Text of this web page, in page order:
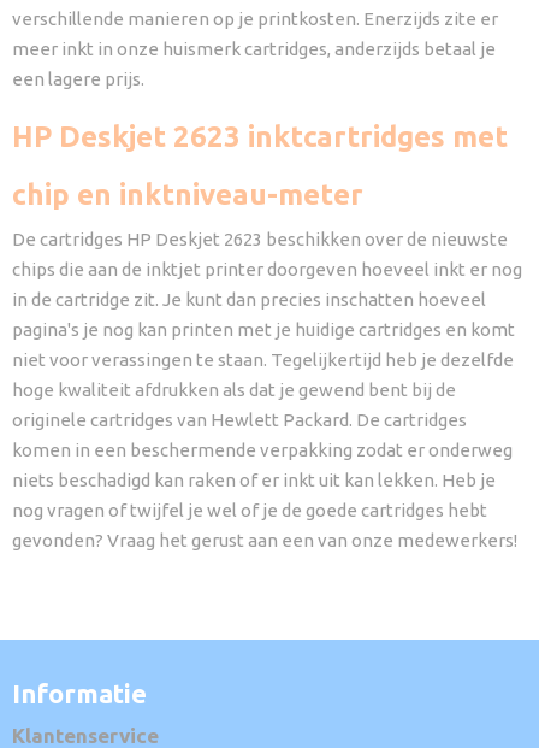
verschillende manieren op je printkosten. Enerzijds zite er
meer inkt in onze huismerk cartridges, anderzijds betaal je
een lagere prijs.
HP Deskjet 2623 inktcartridges met
chip en inktniveau-meter
De cartridges HP Deskjet 2623 beschikken over de nieuwste
chips die aan de inktjet printer doorgeven hoeveel inkt er nog
in de cartridge zit. Je kunt dan precies inschatten hoeveel
pagina's je nog kan printen met je huidige cartridges en komt
niet voor verassingen te staan. Tegelijkertijd heb je dezelfde
hoge kwaliteit afdrukken als dat je gewend bent bij de
originele cartridges van Hewlett Packard. De cartridges
komen in een beschermende verpakking zodat er onderweg
niets beschadigd kan raken of er inkt uit kan lekken. Heb je
nog vragen of twijfel je wel of je de goede cartridges hebt
gevonden? Vraag het gerust aan een van onze medewerkers!
Informatie
Klantenservice